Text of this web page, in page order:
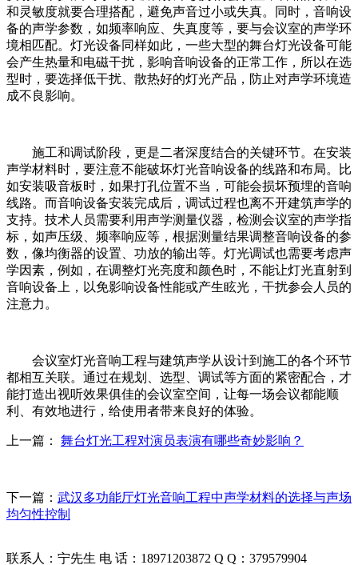
和灵敏度就要合理搭配，避免声音过小或失真。同时，音响设
备的声学参数，如频率响应、失真度等，要与会议室的声学环
境相匹配。灯光设备同样如此，一些大型的舞台灯光设备可能
会产生热量和电磁干扰，影响音响设备的正常工作，所以在选
型时，要选择低干扰、散热好的灯光产品，防止对声学环境造
成不良影响。
施工和调试阶段，更是二者深度结合的关键环节。在安装
声学材料时，要注意不能破坏灯光音响设备的线路和布局。比
如安装吸音板时，如果打孔位置不当，可能会损坏预埋的音响
线路。而音响设备安装完成后，调试过程也离不开建筑声学的
支持。技术人员需要利用声学测量仪器，检测会议室的声学指
标，如声压级、频率响应等，根据测量结果调整音响设备的参
数，像均衡器的设置、功放的输出等。灯光调试也需要考虑声
学因素，例如，在调整灯光亮度和颜色时，不能让灯光直射到
音响设备上，以免影响设备性能或产生眩光，干扰参会人员的
注意力。
会议室灯光音响工程与建筑声学从设计到施工的各个环节
都相互关联。通过在规划、选型、调试等方面的紧密配合，才
能打造出视听效果俱佳的会议室空间，让每一场会议都能顺
利、有效地进行，给使用者带来良好的体验。
上一篇： 舞台灯光工程对演员表演有哪些奇妙影响？​
下一篇： 武汉多功能厅灯光音响工程中声学材料的选择与声场
均匀性控制
联系人：宁先生 电 话：18971203872 Q Q：379579904